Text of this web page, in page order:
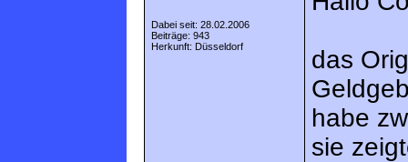
Dabei seit: 28.02.2006
Beiträge: 943
Herkunft: Düsseldorf
das
habe
sie